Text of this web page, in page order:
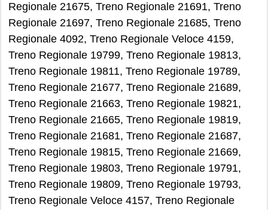
Regionale 21675, Treno Regionale 21691, Treno
Regionale 21697, Treno Regionale 21685, Treno
Regionale 4092, Treno Regionale Veloce 4159,
Treno Regionale 19799, Treno Regionale 19813,
Treno Regionale 19811, Treno Regionale 19789,
Treno Regionale 21677, Treno Regionale 21689,
Treno Regionale 21663, Treno Regionale 19821,
Treno Regionale 21665, Treno Regionale 19819,
Treno Regionale 21681, Treno Regionale 21687,
Treno Regionale 19815, Treno Regionale 21669,
Treno Regionale 19803, Treno Regionale 19791,
Treno Regionale 19809, Treno Regionale 19793,
Treno Regionale Veloce 4157, Treno Regionale